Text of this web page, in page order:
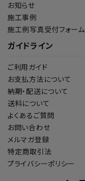
お知らせ
施工事例
施工例写真受付フォーム
ガイドライン
ご利用ガイド
お支払方法について
納期・配送について
送料について
よくあるご質問
お問い合わせ
メルマガ登録
特定商取引法
プライバシーポリシー